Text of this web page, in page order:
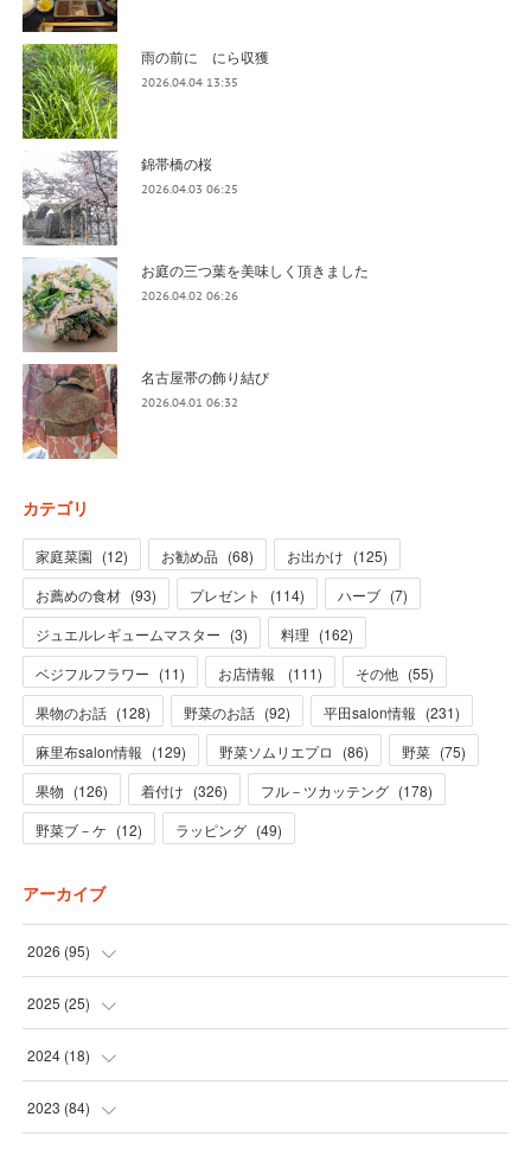
雨の前に にら収獲
2026.04.04 13:35
錦帯橋の桜
2026.04.03 06:25
お庭の三つ葉を美味しく頂きました
2026.04.02 06:26
名古屋帯の飾り結び
2026.04.01 06:32
カテゴリ
家庭菜園 (12) お勧め品 (68) お出かけ (125)
お薦めの食材 (93) プレゼント (114) ハーブ (7)
ジュエルレギュームマスター (3) 料理 (162)
ベジフルフラワー (11) お店情報 (111) その他 (55)
果物のお話 (128) 野菜のお話 (92) 平田salon情報 (231)
麻里布salon情報 (129) 野菜ソムリエプロ (86) 野菜 (75)
果物 (126) 着付け (326) フル－ツカッテング (178)
野菜ブ－ケ (12) ラッピング (49)
アーカイブ
2026 (95)
(5
(31 )
(28
2025 (25)
(3
(19 )
2024(18)
(1
2023 (84)